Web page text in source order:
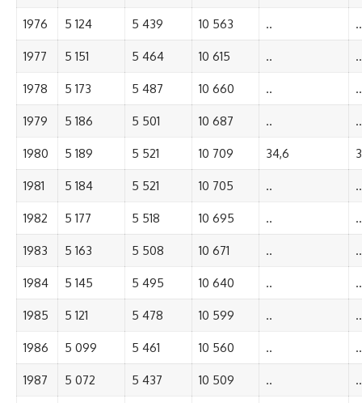
1976 5 124 5 439 10 563 .. ..
1977 5 151 5 464 10 615 .. ..
1978 5 173 5 487 10 660 .. ..
1979 5 186 5 501 10 687 .. ..
1980 5 189 5 521 10 709 34,6
1981 5 184 5 521 10 705 .. ..
1982 5 177 5 518 10 695 .. ..
1983 5 163 5 508 10 671 .. ..
1984 5 145 5 495 10 640 .. ..
1985 5 121 5 478 10 599 .. ..
1986 5 099 5 461 10 560 .. ..
1987 5 072 5 437 10 509 .. ..